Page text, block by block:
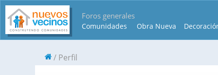
Foros generales
Comunidades Obra Nueva
Perfil